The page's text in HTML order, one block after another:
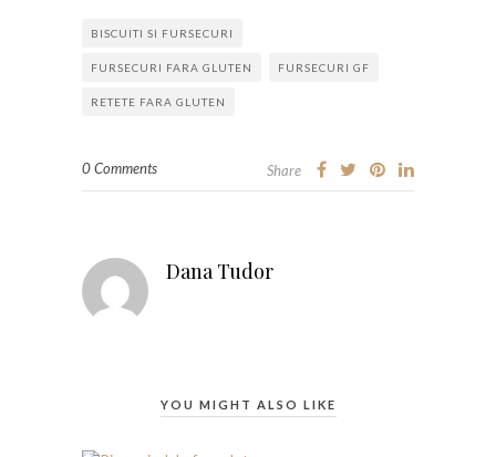
BISCUITI SI FURSECURI
FURSECURI FARA GLUTEN FURSECURI GF
RETETE FARA GLUTEN
0 Comments Share
Dana Tudor
YOU MIGHT ALSO LIKE